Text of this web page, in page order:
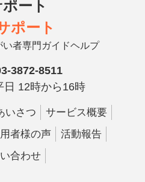
ポート
い者専門ガイドヘルプ
3872-8511
日 12時から16時
いさつ
サービス概要
者様の声
活動報告
合わせ